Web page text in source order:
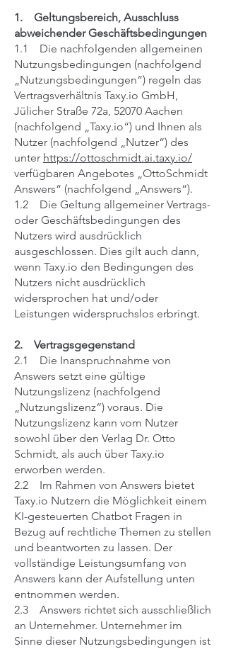
1. Geltungsbereich, Ausschluss
abweichender Geschäftsbedingungen
1.1 Die nachfolgenden allgemeinen
Nutzungsbedingungen (nachfolgend
„Nutzungsbedingungen“) regeln das
Vertragsverhältnis Taxy.io GmbH,
Jülicher Straße 72a, 52070 Aachen
(nachfolgend „Taxy.io“) und Ihnen als
Nutzer (nachfolgend „Nutzer“) des
unter https://ottoschmidt.ai.taxy.io/
verfügbaren Angebotes „OttoSchmidt
Answers“ (nachfolgend „Answers“).
1.2 Die Geltung allgemeiner Vertrags-
oder Geschäftsbedingungen des
Nutzers wird ausdrücklich
ausgeschlossen. Dies gilt auch dann,
wenn Taxy.io den Bedingungen des
Nutzers nicht ausdrücklich
widersprochen hat und/oder
Leistungen widerspruchslos erbringt.
2. Vertragsgegenstand
2.1 Die Inanspruchnahme von
Answers setzt eine gültige
Nutzungslizenz (nachfolgend
„Nutzungslizenz“) voraus. Die
Nutzungslizenz kann vom Nutzer
sowohl über den Verlag Dr. Otto
Schmidt, als auch über Taxy.io
erworben werden.
2.2 Im Rahmen von Answers bietet
Taxy.io Nutzern die Möglichkeit einem
KI-gesteuerten Chatbot Fragen in
Bezug auf rechtliche Themen zu stellen
und beantworten zu lassen. Der
vollständige Leistungsumfang von
Answers kann der Aufstellung unten
entnommen werden.
2.3 Answers richtet sich ausschließlich
an Unternehmer. Unternehmer im
Sinne dieser Nutzungsbedingungen ist